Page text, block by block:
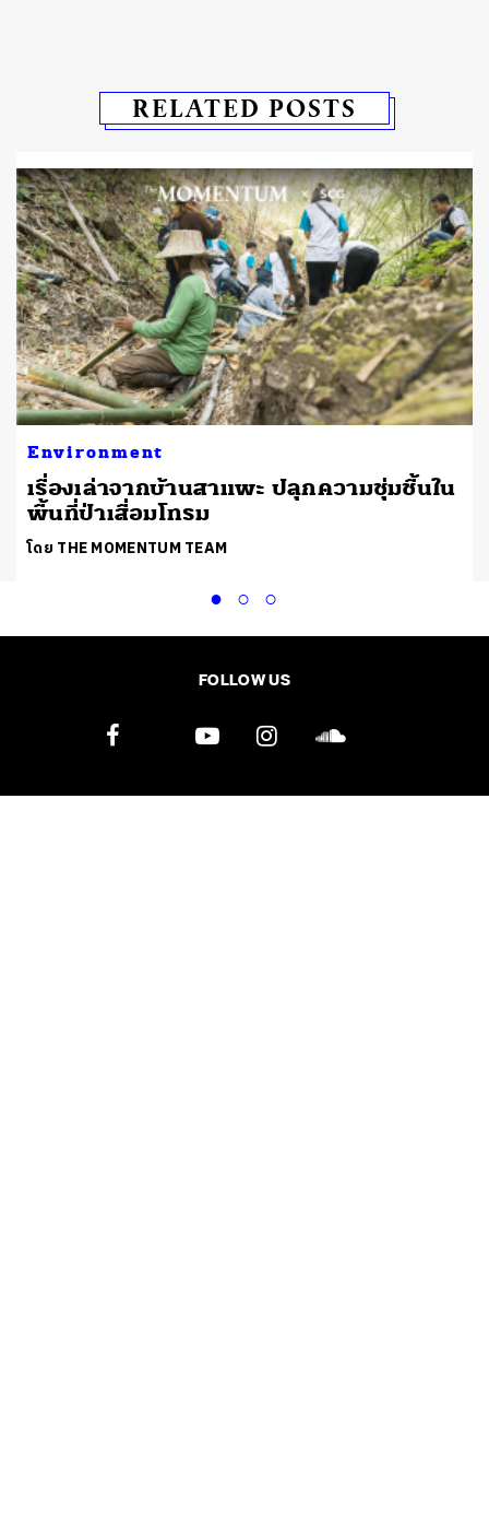
RELATED POSTS
Environment
เรื่องเล่าจากบ้านสาแพะ ปลุกความชุ่มชื้นใน
พื้นที่ป่าเสื่อมโทรม
โดย THE MOMENTUM TEAM
FOLLOW US